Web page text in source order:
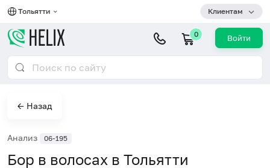
Тольятти Клиентам
0 Войти
← Назад
Анализ 06-195
Бор в волосах в Тольятти